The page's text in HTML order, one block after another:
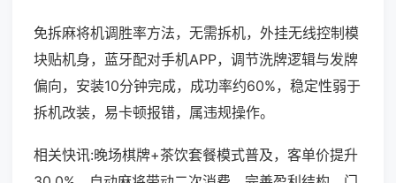
免拆麻将机调胜率方法，无需拆机，外挂无线控制模
块贴机身，蓝牙配对手机APP，调节洗牌逻辑与发牌
偏向，安装10分钟完成，成功率约60%，稳定性弱于
拆机改装，易卡顿报错，属违规操作。
相关快讯:晚场棋牌+茶饮套餐模式普及，客单价提升